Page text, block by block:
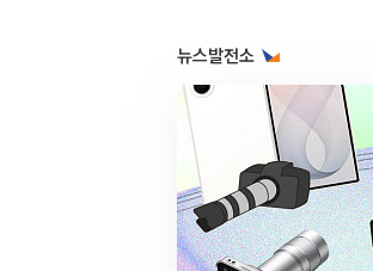
뉴스발전소